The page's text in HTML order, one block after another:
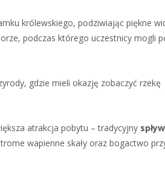
królewskiego, podziwiając piękne
podczas którego uczestnicy mogli
gdzie mieli okazję zobaczyć rzekę
atrakcja pobytu – tradycyjny spływ
wapienne skały oraz bogactwo